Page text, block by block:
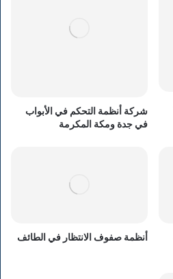
شركة أنظمة التحكم في الأبواب
في جدة ومكة المكرمة
أنظمة صفوف الانتظار في الطائف